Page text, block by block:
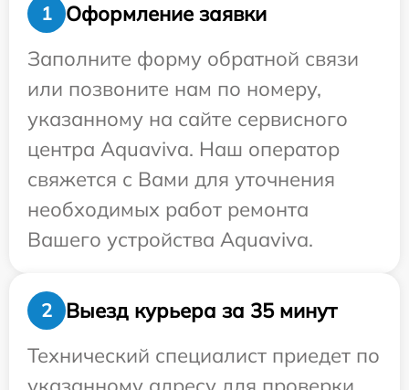
1
Оформление заявки
Заполните форму обратной связи
или позвоните нам по номеру,
указанному на сайте сервисного
центра Aquaviva. Наш оператор
свяжется с Вами для уточнения
необходимых работ ремонта
Вашего устройства Aquaviva.
2
Выезд курьера за 35 минут
Технический специалист приедет по